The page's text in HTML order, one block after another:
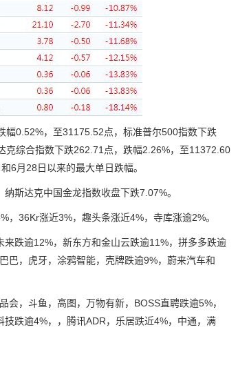
幅0.52%，至31175.52点，标准普尔500指数下跌
综合指数下跌262.71点，跌幅2.26%，至11372.60
6月28日以来的最大单日跌幅。
斯达克中国金龙指数收盘下跌7.07%。
，36Kr涨近3%，趣头条涨近4%，寺库涨逾2%。
跌逾12%，新东方和金山云跌逾11%，拼多多跌逾
巴，虎牙，涂鸦智能，壳牌跌逾9%，蔚来汽车和
会，斗鱼，高图，万物有新，BOSS直聘跌逾5%，
跌逾4%，，腾讯ADR，乐居跌近4%，中通，满